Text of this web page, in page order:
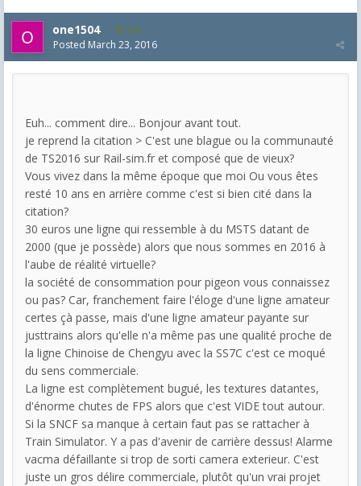
one1504 236
Posted March 23, 2016
Euh... comment dire... Bonjour avant tout.
je reprend la citation > C'est une blague ou la communauté
de TS2016 sur Rail-sim.fr et composé que de vieux?
Vous vivez dans la même époque que moi Ou vous êtes
resté 10 ans en arrière comme c'est si bien cité dans la
citation?
30 euros une ligne qui ressemble à du MSTS datant de
2000 (que je possède) alors que nous sommes en 2016 à
l'aube de réalité virtuelle?
la société de consommation pour pigeon vous connaissez
ou pas? Car, franchement faire l'éloge d'une ligne amateur
certes çà passe, mais d'une ligne amateur payante sur
justtrains alors qu'elle n'a même pas une qualité proche de
la ligne Chinoise de Chengyu avec la SS7C c'est ce moqué
du sens commerciale.
La ligne est complètement bugué, les textures datantes,
d'énorme chutes de FPS alors que c'est VIDE tout autour.
Si la SNCF sa manque à certain faut pas se rattacher à
Train Simulator. Y a pas d'avenir de carrière dessus! Alarme
vacma défaillante si trop de sorti camera exterieur. C'est
juste un gros délire commerciale, plutôt qu'un vrai projet